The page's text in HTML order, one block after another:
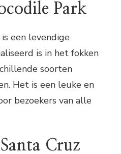
Park
een levendige
is in het fokken
soorten
Het is een leuke en
bezoekers van alle
Cruz